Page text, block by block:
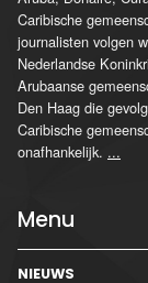
Caribische
journalisten volgen
Nederlandse
Arubaanse
Den Haag die
Caribische
onafhankelijk. ...
Menu
NIEUWS